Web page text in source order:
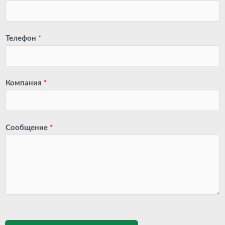
Телефон *
Компания *
Сообщение *